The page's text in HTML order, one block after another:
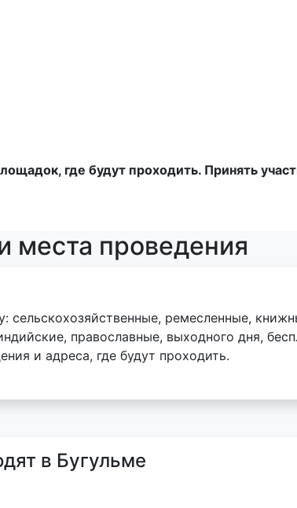
где будут проходить. Принять
места проведения
сельскохозяйственные, ремесленные,
православные, выходного дня,
и адреса, где будут проходить.
в Бугульме